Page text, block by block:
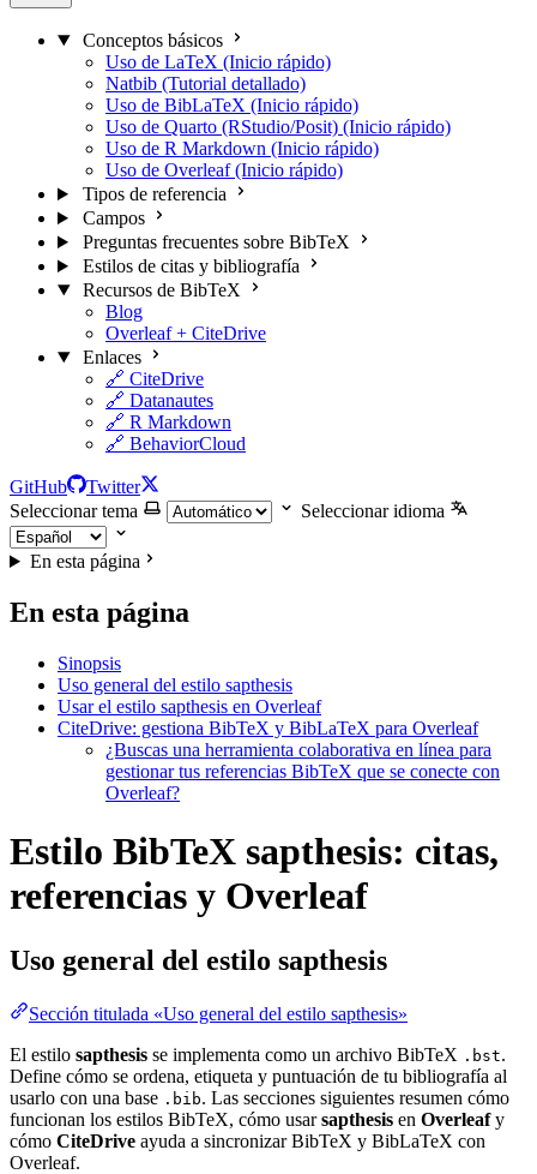
Conceptos básicos
Uso de LaTeX (Inicio rápido)
Natbib (Tutorial detallado)
Uso de BibLaTeX (Inicio rápido)
Uso de Quarto (RStudio/Posit) (Inicio rápido)
Uso de R Markdown (Inicio rápido)
Uso de Overleaf (Inicio rápido)
Tipos de referencia
Campos
Preguntas frecuentes sobre BibTeX
Estilos de citas y bibliografía
Recursos de BibTeX
Blog
Overleaf + CiteDrive
Enlaces
🔗 CiteDrive
🔗 Datanautes
🔗 R Markdown
🔗 BehaviorCloud
GitHub
Twitter
Seleccionar tema
Seleccionar idioma
En esta página
En esta página
Sinopsis
Uso general del estilo sapthesis
Usar el estilo sapthesis en Overleaf
CiteDrive: gestiona BibTeX y BibLaTeX para Overleaf
¿Buscas una herramienta colaborativa en línea para
gestionar tus referencias BibTeX que se conecte con
Overleaf?
Estilo BibTeX sapthesis: citas,
referencias y Overleaf
Uso general del estilo sapthesis
Sección titulada «Uso general del estilo sapthesis»
El estilo sapthesis se implementa como un archivo BibTeX .bst.
Define cómo se ordena, etiqueta y puntuación de tu bibliografía al
usarlo con una base .bib. Las secciones siguientes resumen cómo
funcionan los estilos BibTeX, cómo usarsapthesis en Overleafy
cómo CiteDrive ayuda a sincronizar BibTeX y BibLaTeX con
Overleaf.